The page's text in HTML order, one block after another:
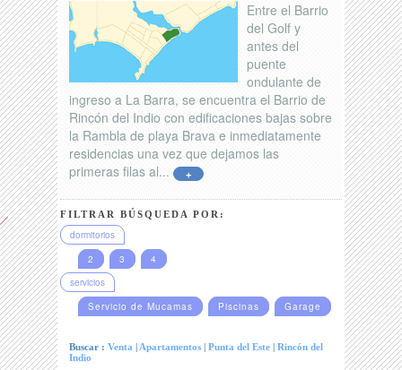
Entre el Barrio
del Golf y
antes del
puente
ondulante de
ingreso a La Barra, se encuentra el Barrio de
Rincón del Indio con edificaciones bajas sobre
la Rambla de playa Brava e inmediatamente
residencias una vez que dejamos las
primeras filas al...
+
FILTRAR BÚSQUEDA POR:
dormitorios
2
3
4
servicios
Servicio de Mucamas
Piscinas Garage
Buscar :Venta | Apartamentos |Punta del Este |Rincón del
Indio